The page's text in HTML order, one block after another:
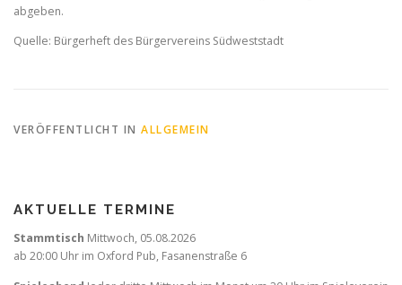
abgeben.
Quelle: Bürgerheft des Bürgervereins Südweststadt
VERÖFFENTLICHT IN ALLGEMEIN
AKTUELLE TERMINE
Stammtisch Mittwoch, 05.08.2026
ab 20:00 Uhr im Oxford Pub, Fasanenstraße 6